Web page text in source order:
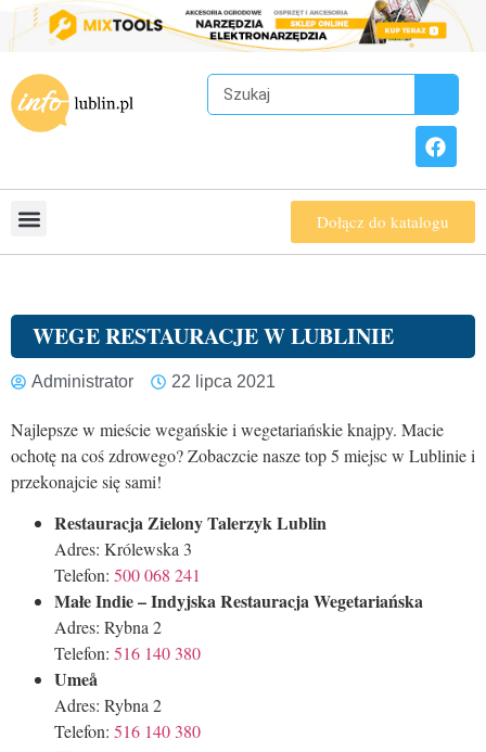
Dołącz do katalogu
WEGE RESTAURACJE W LUBLINIE
Administrator 22 lipca 2021
Najlepsze w mieście wegańskie i wegetariańskie knajpy. Macie
ochotę na coś zdrowego? Zobaczcie nasze top 5 miejsc w Lublinie i
przekonajcie się sami!
Restauracja Zielony Talerzyk Lublin
Adres: Królewska 3
Telefon: 500 068 241
Małe Indie – Indyjska Restauracja Wegetariańska
Adres: Rybna 2
Telefon: 516 140 380
Umeå
Adres: Rybna 2
Telefon: 516 140 380